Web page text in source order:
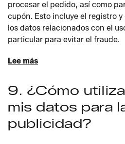
procesar el pedido, así como
cupón. Esto incluye el registro
los datos relacionados con el
particular para evitar el fraude.
Lee más
9. ¿Cómo
mis datos para
publicidad?